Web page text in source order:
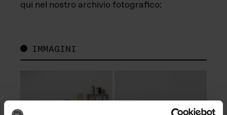
qui nel nostro archivio fotografico:
IMMAGINI